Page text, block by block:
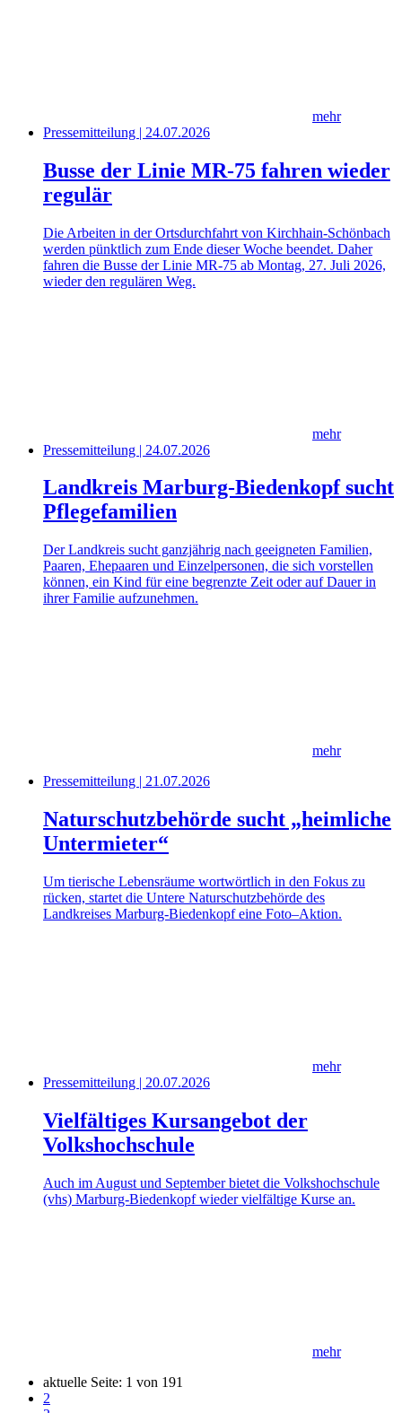
mehr
Pressemitteilung | 24.07.2026
Busse der Linie MR-75 fahren wieder
regulär
Die Arbeiten in der Ortsdurchfahrt von Kirchhain-Schönbach
werden pünktlich zum Ende dieser Woche beendet. Daher
fahren die Busse der Linie MR-75 ab Montag, 27. Juli 2026,
wieder den regulären Weg.
mehr
Pressemitteilung | 24.07.2026
Landkreis Marburg-Biedenkopf sucht
Pflegefamilien
Der Landkreis sucht ganzjährig nach geeigneten Familien,
Paaren, Ehepaaren und Einzelpersonen, die sich vorstellen
können, ein Kind für eine begrenzte Zeit oder auf Dauer in
ihrer Familie aufzunehmen.
mehr
Pressemitteilung | 21.07.2026
Naturschutzbehörde sucht „heimliche
Untermieter“
Um tierische Lebensräume wortwörtlich in den Fokus zu
rücken, startet die Untere Naturschutzbehörde des
Landkreises Marburg-Biedenkopf eine Foto–Aktion.
mehr
Pressemitteilung | 20.07.2026
Vielfältiges Kursangebot der
Volkshochschule
Auch im August und September bietet die Volkshochschule
(vhs) Marburg-Biedenkopf wieder vielfältige Kurse an.
mehr
aktuelle Seite: 1 von 191
2